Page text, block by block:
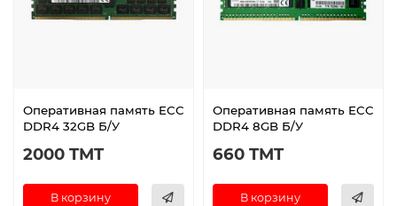
Оперативная память ECC
DDR4 32GB Б/У
2000 TMT
В корзину
Оперативная память ECC
DDR4 8GB Б/У
660 TMT
В корзину